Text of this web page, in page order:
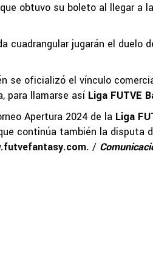
obtuvo su boleto al llegar a
cuadrangular jugarán el
se oficializó el vínculo
para llamarse así Liga FUTVE
Apertura 2024 de la Liga
continúa también la
/